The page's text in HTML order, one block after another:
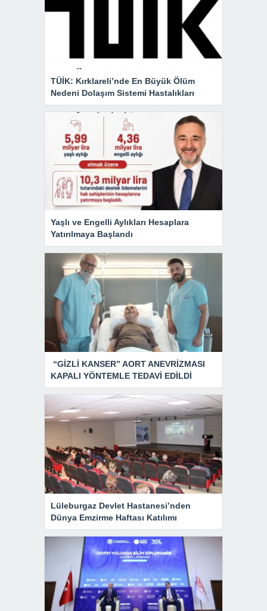
TÜİK: Kırklareli’nde En Büyük Ölüm
Nedeni Dolaşım Sistemi Hastalıkları
Yaşlı ve Engelli Aylıkları Hesaplara
Yatırılmaya Başlandı
“GİZLİ KANSER” AORT ANEVRİZMASI
KAPALI YÖNTEMLE TEDAVİ EDİLDİ
Lüleburgaz Devlet Hastanesi’nden
Dünya Emzirme Haftası Katılımı